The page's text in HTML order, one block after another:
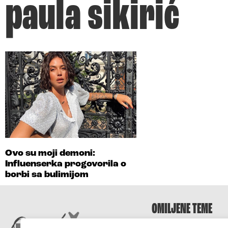
paula sikirić
Ovo su moji demoni:
Influenserka progovorila o
borbi sa bulimijom
OMILJENE TEME